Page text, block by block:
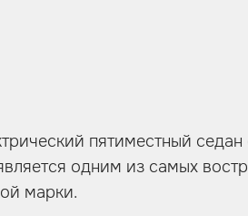
пятиместный
одним из самых
марки.